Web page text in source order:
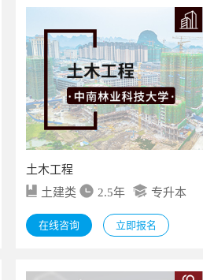
土木工程
土建类
2.5年 专升本
在线咨询 立即报名